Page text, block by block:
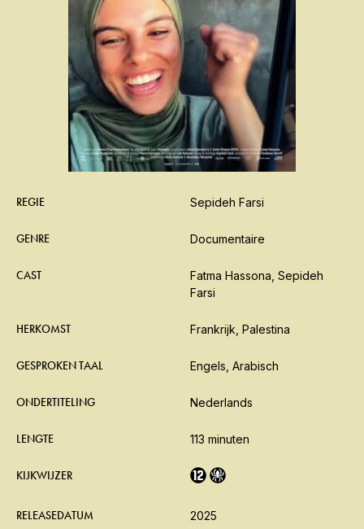
REGIE Sepideh Farsi
GENRE Documentaire
CAST
Fatma Hassona, Sepideh
Farsi
HERKOMST Frankrijk, Palestina
GESPROKEN TAAL Engels, Arabisch
ONDERTITELING Nederlands
LENGTE 113 minuten
KIJKWIJZER
RELEASEDATUM 2025